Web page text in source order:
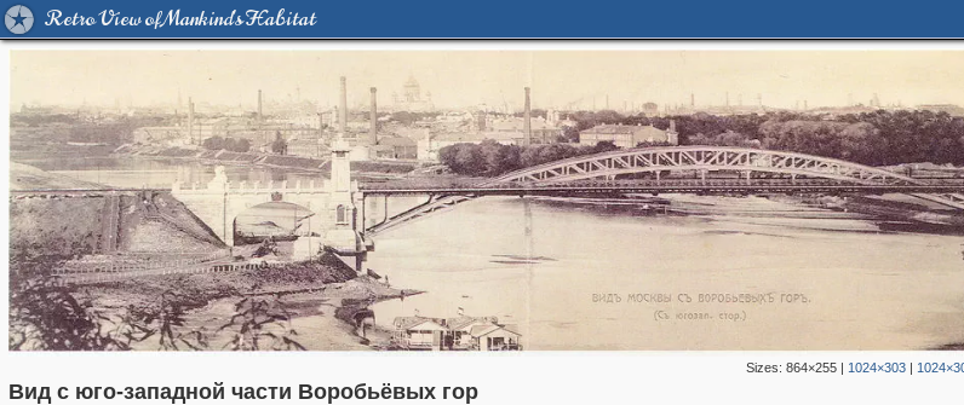
Retro View of Mankind's Habitat
Sizes: 864×255| 1024×303|
Вид с юго-западной части Воробьёвых гор
1,405,779 29,243
319,716 8,286
27,128 310 5,674 64